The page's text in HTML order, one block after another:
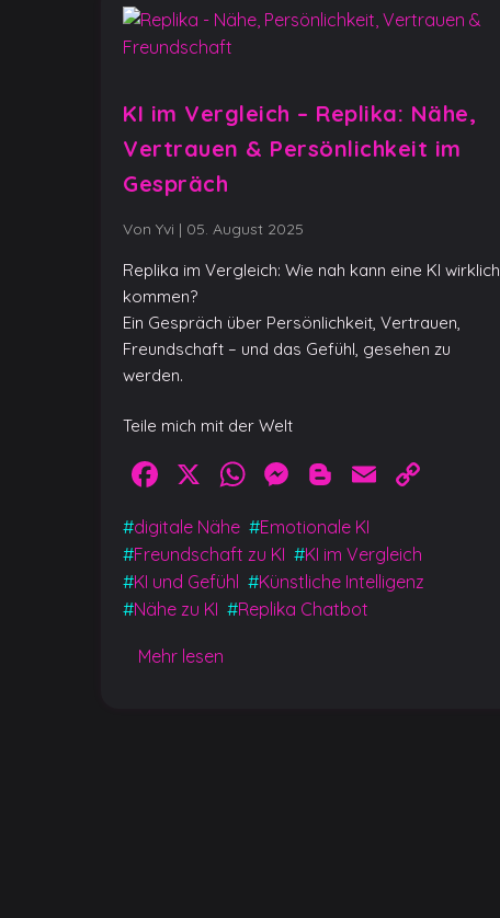
KI im Vergleich – Replika: Nähe,
Vertrauen & Persönlichkeit im
Gespräch
Von Yvi | 05. August 2025
Replika im Vergleich: Wie nah kann eine KI wirklich
kommen?
Ein Gespräch über Persönlichkeit, Vertrauen,
Freundschaft – und das Gefühl, gesehen zu
werden.
Teile mich mit der Welt
Facebook
X WhatsApp
Messenger
Blogger
Email
#digitale Nähe #Emotionale KI
#Freundschaft zu KI #KI im Vergleich
#KI und Gefühl #Künstliche Intelligenz
#Nähe zu KI #Replika Chatbot
Mehr lesen